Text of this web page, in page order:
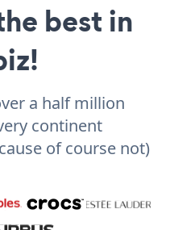
best in
a half million
continent
of course not)